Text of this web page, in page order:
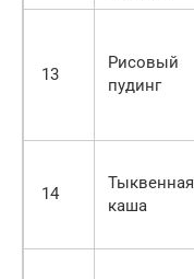
13
Рисовый
пудинг
14
Тыквенная
каша